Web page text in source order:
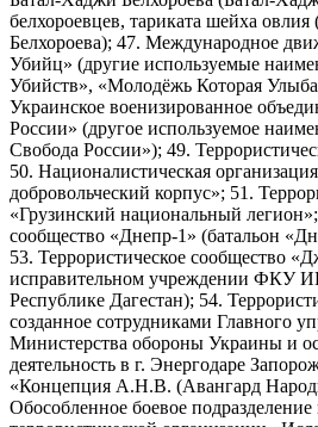
белхороевцев, тариката шейха овлия
Белхороева); 47. Международное
Убийц» (другие используемые
Убийств», «Молодёжь Которая
Украинское военизированное
России» (другое используемое
Свобода России»); 49.
50. Националистическая
добровольческий корпус»; 51.
«Грузинский национальный
сообщество «Днепр-1» (батальон
53. Террористическое сообщество
исправительном учреждении ФКУ
Республике Дагестан); 54.
созданное сотрудниками Главного
Министерства обороны Украины и
деятельность в г. Энергодаре
«Концепция А.Н.В. (Авангард
Обособленное боевое